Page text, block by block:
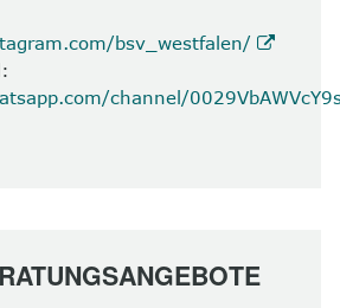
bsv_westfalen/
channel/